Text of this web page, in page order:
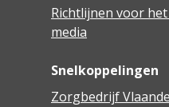
Richtlijnen voor
media
Snelkoppelingen
Zorgbedrijf